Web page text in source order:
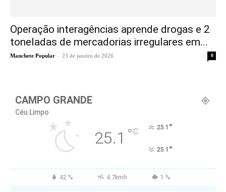
Operação interagências aprende drogas e 2
toneladas de mercadorias irregulares em...
Manchete Popular - 23 de janeiro de 2026 0
CAMPO GRANDE
Céu Limpo
25.1 °C 25.1 °
25.1 °
42 % 4.7kmh 1 %